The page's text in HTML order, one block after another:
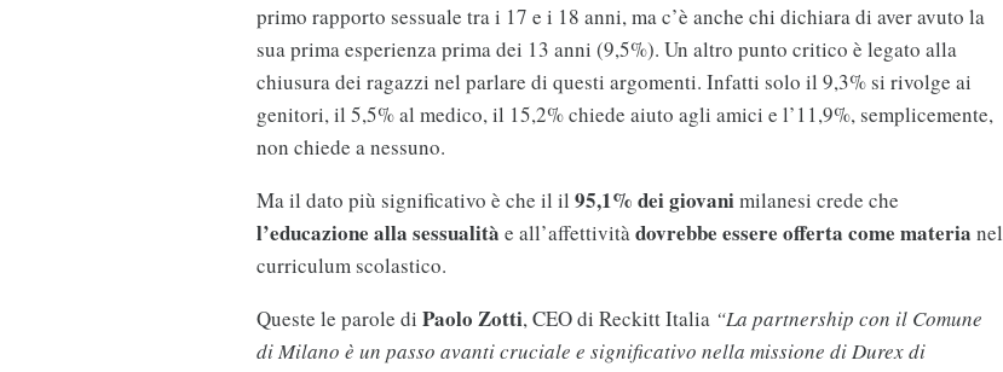
primo rapporto sessuale tra i 17 e i 18 anni, ma c’è anche chi dichiara di aver avuto la
sua prima esperienza prima dei 13 anni (9,5%). Un altro punto critico è legato alla
chiusura dei ragazzi nel parlare di questi argomenti. Infatti solo il 9,3% si rivolge ai
genitori, il 5,5% al medico, il 15,2% chiede aiuto agli amici e l’11,9%, semplicemente,
non chiede a nessuno.
Ma il dato più significativo è che il il 95,1% dei giovanimilanesi crede che
l’educazione alla sessualità e all’affettivitàdovrebbe essere offerta come materia nel
curriculum scolastico.
Queste le parole di Paolo Zotti, CEO di Reckitt Italia “La partnership con il Comune
di Milano è un passo avanti cruciale e significativo nella missione di Durex di